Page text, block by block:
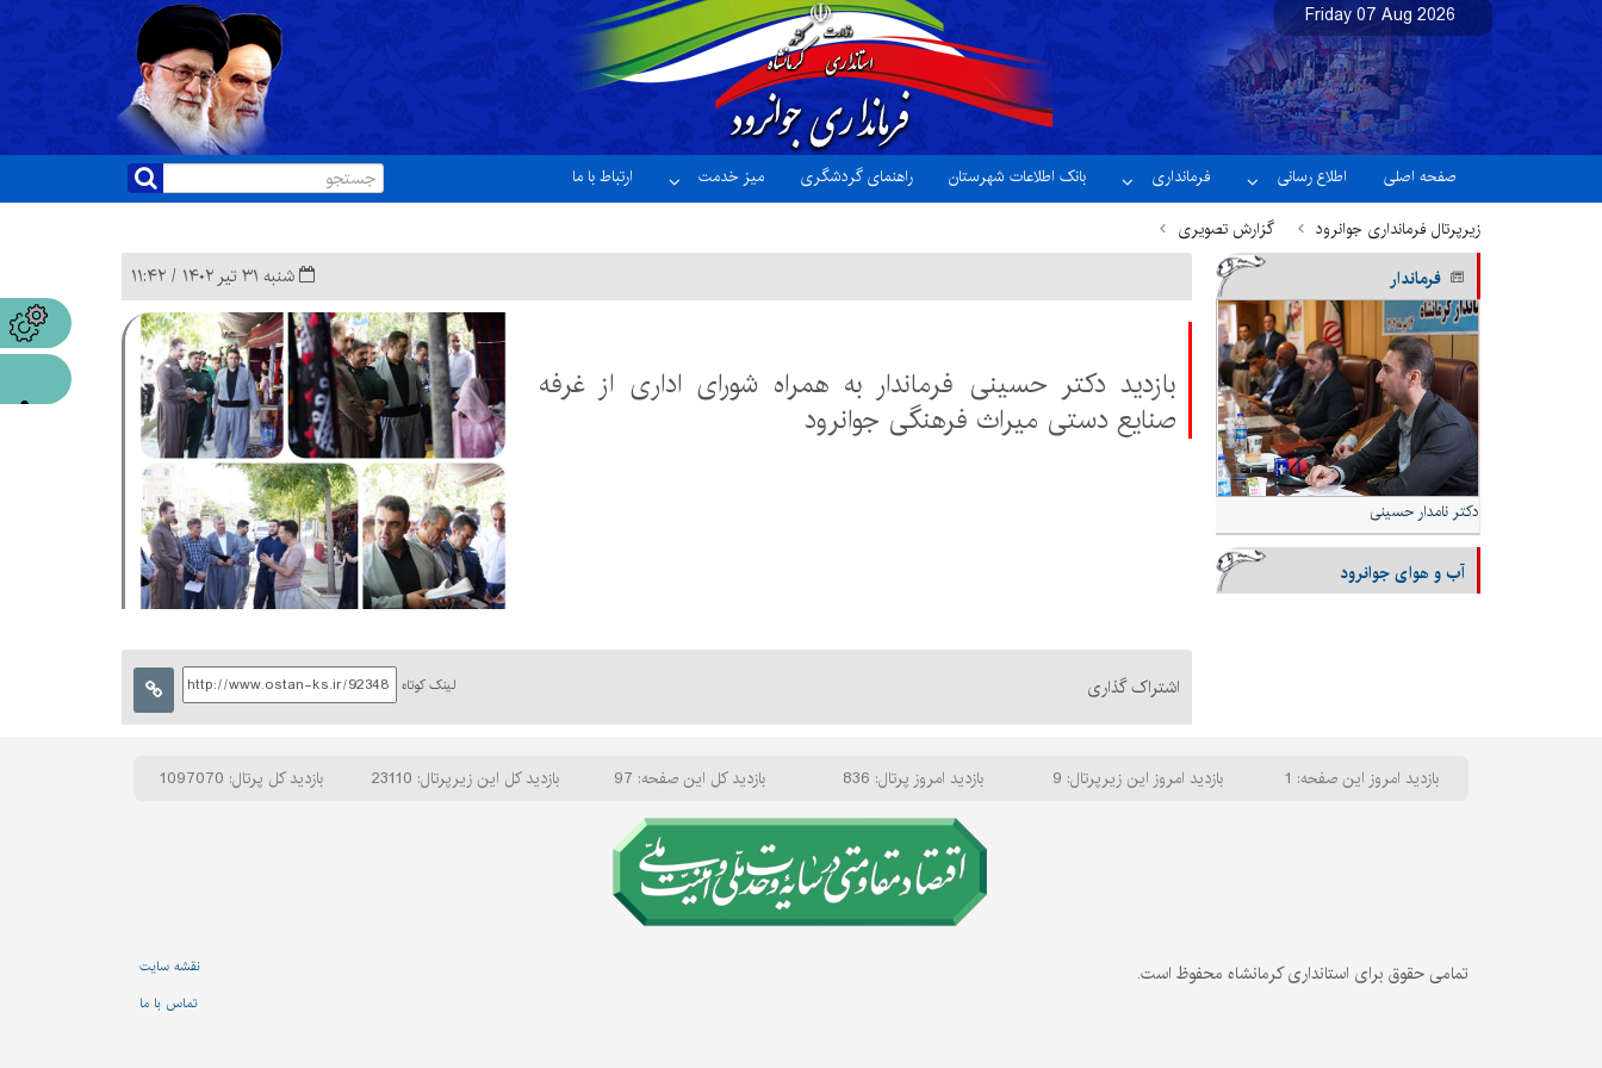
Friday 07 Aug 2026
نسخه آزمایشی
صفحه اصلی اطلاع رسانی فرمانداری بانک اطلاعات شهرستان راهنمای گردشگری میز خدمت
ارتباط با ما
زیرپرتال فرمانداری جوانرود
گزارش تصویری
شنبه ۳۱ تیر ۱۴۰۲ / ۱۱:۴۲
بازدید دکتر حسینی فرماندار به همراه شورای اداری از غرفه
صنایع دستی میراث فرهنگی جوانرود
اشتراک گذاری لینک کوتاه
فرماندار
دکتر نامدار حسینی
آب و هوای جوانرود
بازدید امروز این صفحه: 1 بازدید امروز این زیرپرتال: 9 بازدید امروز پرتال: 836 بازدید کل این صفحه: 97 بازدید کل این زیرپرتال: 23110 بازدید کل پرتال: 1097070
تمامی حقوق برای استانداری کرمانشاه محفوظ است.
نقشه سایت
تماس با ما